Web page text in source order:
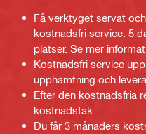
Få verktyget servat
kostnadsfri service. 5
platser. Se mer
Kostnadsfri service
upphämtning och
Efter den kostnadsfria
kostnadstak
Du får 3 månaders